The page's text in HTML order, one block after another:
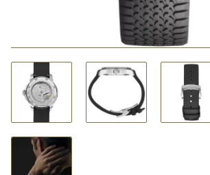
HOCHZEIT
ACCESSOIRES
ÜBER UNS